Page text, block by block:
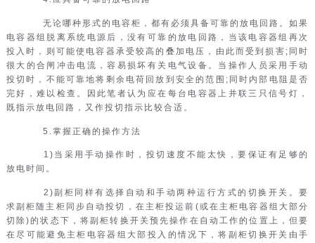
无论哪种形式的电容柜，都有必须具备可靠的放电回路。如果
电容器组脱离系统电源后，没有可靠的放电回路，当该电容器组再次
投入时，则可能使电容器承受较高的叠加电压，由此而受到损害;同时
很大的合闸冲击电流，容易损坏有关电气设备。当操作人员采用手动
投切时，不能可靠地将剩余电荷回放到安全的范围;同时内部电阻是否
完好，难以检查。因此笔者认为应在每台电容器上并联三只信号灯，
既指示放电回路，又作投切指示比较合适。
5.掌握正确的操作方法
1)当采用手动操作时，投切速度不能太快，要保证有足够的
放电时间。
2)副柜同样有选择自动和手动两种运行方式的切换开关。要
求副柜随主柜同步自动投切，在主柜投运前(或在主柜电容器组大部分
切除)的状态下，将副柜转换开关预先操作在自动工作的位置上，但要
在尽可能避免主柜电容器组大部投入的情况下，将副柜切换开关由手